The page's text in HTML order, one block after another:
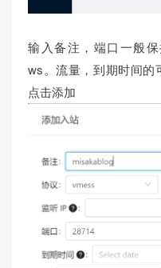
输入备注，端口一般
ws。流量，到期时间的
点击添加